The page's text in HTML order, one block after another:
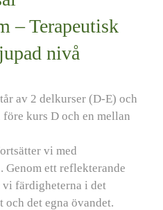
– Terapeutisk
nivå
av 2 delkurser (D-E) och
kurs D och en mellan
vi med
ett reflekterande
färdigheterna i det
det egna övandet.